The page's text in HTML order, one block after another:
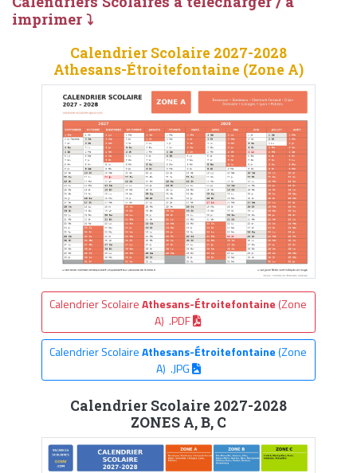
imprimer ⤵
Calendrier Scolaire 2027-2028
Athesans-Étroitefontaine (Zone A)
Calendrier ScolaireAthesans-Étroitefontaine (Zone
A) .PDF
Calendrier ScolaireAthesans-Étroitefontaine(Zone
A) .JPG
Calendrier Scolaire 2027-2028
ZONES A, B, C